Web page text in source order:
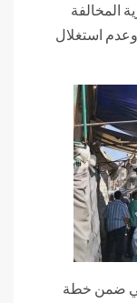
المخالفة
وعدم استغلال
ضمن خطة